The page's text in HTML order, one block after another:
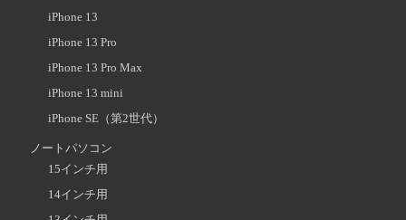
iPhone 13
iPhone 13 Pro
iPhone 13 Pro Max
iPhone 13 mini
iPhone SE（第2世代）
ノートパソコン
15インチ用
14インチ用